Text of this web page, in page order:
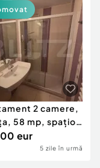
2 camere,
58 mp, spațios
r
eur
5 zile în urmă